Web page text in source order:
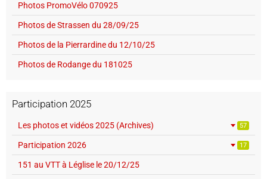
Photos PromoVélo 070925
Photos de Strassen du 28/09/25
Photos de la Pierrardine du 12/10/25
Photos de Rodange du 181025
Participation 2025
Les photos et vidéos 2025 (Archives) 57
Participation 2026 17
151 au VTT à Léglise le 20/12/25